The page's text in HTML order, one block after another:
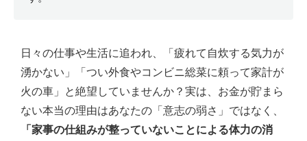
日々の仕事や生活に追われ、「疲れて自炊する気力が
湧かない」「つい外食やコンビニ総菜に頼って家計が
火の車」と絶望していませんか？実は、お金が貯まら
ない本当の理由はあなたの「意志の弱さ」ではなく、
「家事の仕組みが整っていないことによる体力の消